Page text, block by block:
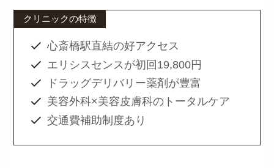
クリニックの特徴
心斎橋駅直結の好アクセス
エリシスセンスが初回19,800円
ドラッグデリバリー薬剤が豊富
美容外科×美容皮膚科のトータルケア
交通費補助制度あり